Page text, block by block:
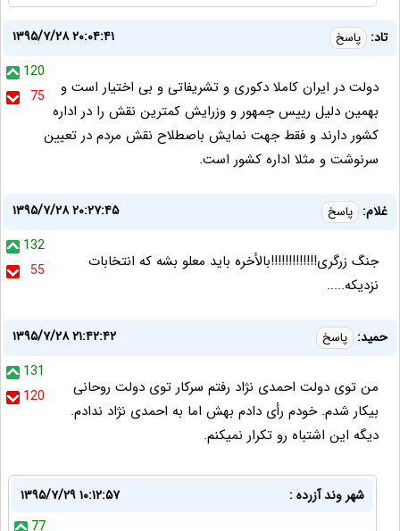
تاد: پاسخ
۱۳۹۵/۷/۲۸ ۲۰:۰۴:۴۱
120
75
دولت در ایران کاملا دکوری و تشریفاتی و بی اختیار است و
بهمین دلیل رییس جمهور و وزرایش کمترین نقش را در اداره
کشور دارند و فقط جهت نمایش باصطلاح نقش مردم در تعیین
سرنوشت و مثلا اداره کشور است.
غلام: پاسخ
۱۳۹۵/۷/۲۸ ۲۰:۲۷:۴۵
132
55
جنگ زرگری!!!!!!!!!!!!!بالأخره باید معلو بشه که انتخابات
نزدیکه.....
حمید: پاسخ
۱۳۹۵/۷/۲۸ ۲۱:۴۲:۴۲
131
120
من‏‏ ‏توی‏ ‏دولت‏ ‏احمدی‏ ‏نژاد‏ ‏رفتم‏ ‏سرکار‏ ‏توی‏ ‏دولت‏ ‏روحانی‏
‏بیکار‏ ‏شدم. خودم‏‏ ‏رأی‏ ‏دادم‏ ‏بهش‏ ‏اما‏ ‏به‏ ‏احمدی‏ ‏نژاد‏ ‏ندادم.
دیگه‏ ‏این‏ ‏اشتباه‏ ‏رو‏ ‏تکرار‏ ‏نمیکنم.
شهر وند آزرده :
۱۳۹۵/۷/۲۹ ۱۰:۱۲:۵۷
77